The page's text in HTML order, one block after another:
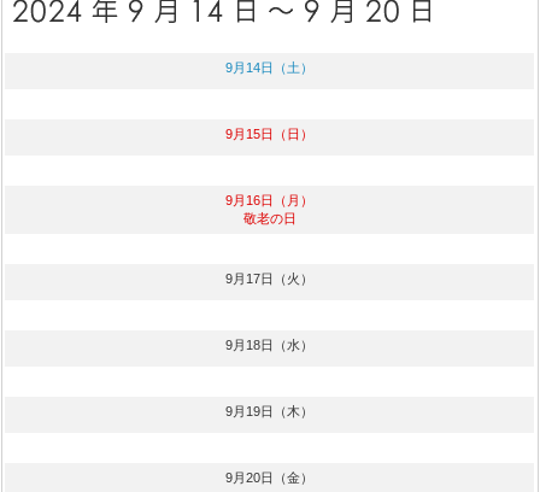
9月14日（土）
9月15日（日）
9月16日（月）
敬老の日
9月17日（火）
9月18日（水）
9月19日（木）
9月20日（金）